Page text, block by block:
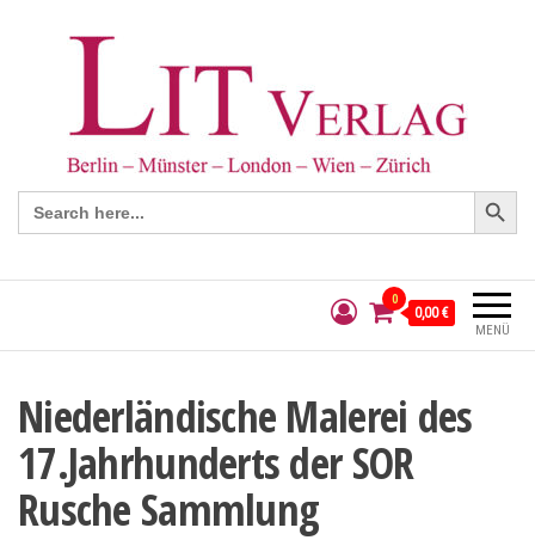
Search
for:
Search Button
MENÜ
0
0,00 €
Niederländische Malerei des
17.Jahrhunderts der SOR
Rusche Sammlung